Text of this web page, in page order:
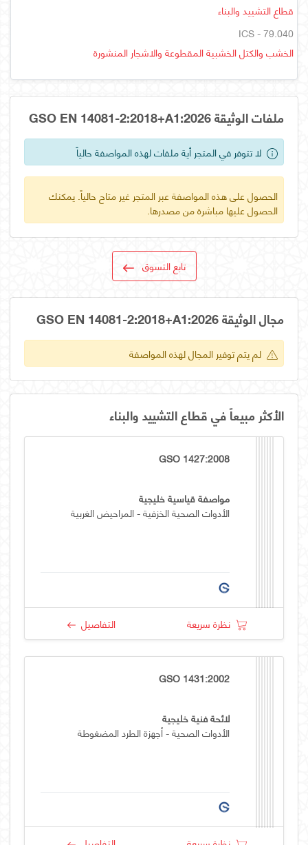
قطاع التشييد والبناء
ICS - 79.040
الخشب والكتل الخشبية المقطوعة والاشجار المنشورة
ملفات الوثيقة GSO EN 14081-2:2018+A1:2026
لا تتوفر في المتجر أية ملفات لهذه المواصفة حالياً
الحصول على هذه المواصفة عبر المتجر غير متاح حالياً. يمكنك
الحصول عليها مباشرة من مصدرها.
تابع التسوق
مجال الوثيقة GSO EN 14081-2:2018+A1:2026
لم يتم توفير المجال لهذه المواصفة
الأكثر مبيعاً في قطاع التشييد والبناء
GSO 1427:2008
مواصفة قياسية خليجية
الأدوات الصحية الخزفية - المراحيض الغربية
نظرة سريعة التفاصيل
GSO 1431:2002
لائحة فنية خليجية
الأدوات الصحية - أجهزة الطرد المضغوطة